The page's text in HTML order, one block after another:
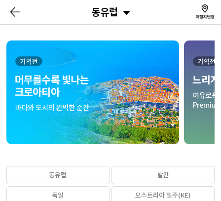
동유럽
동유럽 발칸
독일 오스트리아 일주(KE)